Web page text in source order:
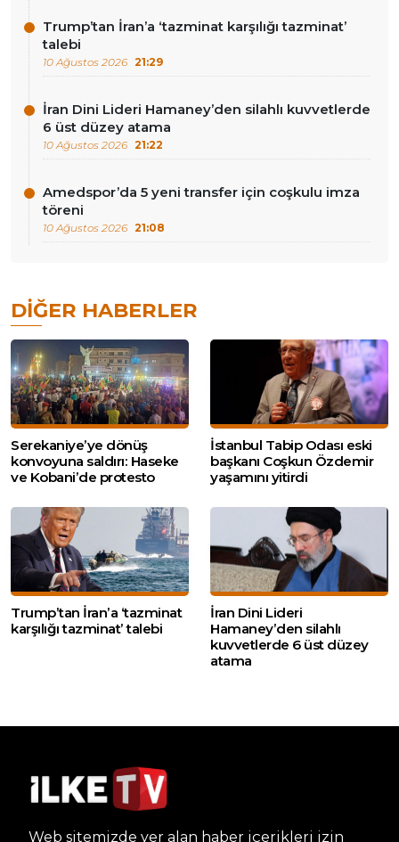
Trump’tan İran’a ‘tazminat karşılığı tazminat’
talebi
10 Ağustos 2026 21:29
İran Dini Lideri Hamaney’den silahlı kuvvetlerde
6 üst düzey atama
10 Ağustos 2026 21:22
Amedspor’da 5 yeni transfer için coşkulu imza
töreni
10 Ağustos 2026 21:08
DIĞER HABERLER
Serekaniye’ye dönüş
konvoyuna saldırı: Haseke
ve Kobani’de protesto
İstanbul Tabip Odası eski
başkanı Coşkun Özdemir
yaşamını yitirdi
Trump’tan İran’a ‘tazminat
karşılığı tazminat’ talebi
İran Dini Lideri
Hamaney’den silahlı
kuvvetlerde 6 üst düzey
atama
Web sitemizde yer alan haber içerikleri izin